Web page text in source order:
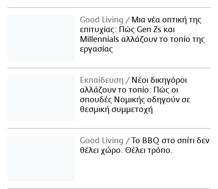
Good Living
Μια νέα οπτική της
επιτυχίας: Πώς Gen Zs και
Millennials αλλάζουν το τοπίο της
εργασίας
Εκπαίδευση
Νέοι δικηγόροι
αλλάζουν το τοπίο: Πώς οι
σπουδές Νομικής οδηγούν σε
θεσμική συμμετοχή
Good Living
Το BBQ στο σπίτι δεν
θέλει χώρο. Θέλει τρόπο.